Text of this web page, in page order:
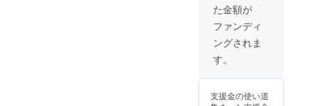
た金額が
ファンディ
ングされま
す。
支援金の使い道